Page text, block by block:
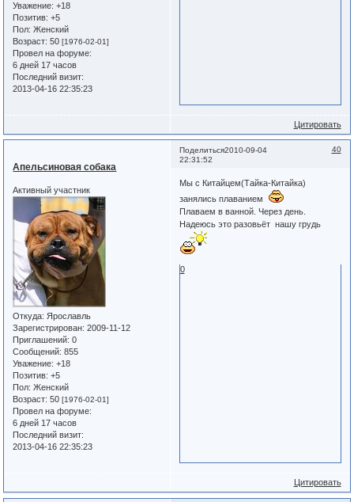
Уважение: +18
Позитив: +5
Пол: Женский
Возраст: 50[1976-02-01]
Провел на форуме:
6 дней 17 часов
Последний визит:
2013-04-16 22:35:23
Цитировать
Поделиться 40
2010-09-04
22:31:52
Апельсиновая собака
Активный участник
Откуда: Ярославль
Зарегистрирован: 2009-11-12
Приглашений: 0
Сообщений: 855
Уважение: +18
Позитив: +5
Пол: Женский
Возраст: 50[1976-02-01]
Провел на форуме:
6 дней 17 часов
Последний визит:
2013-04-16 22:35:23
Мы с Китайцем(Тайка-Китайка)
занялись плаванием
Плаваем в ванной. Через день.
Надеюсь это разовьёт нашу грудь
0
Цитировать